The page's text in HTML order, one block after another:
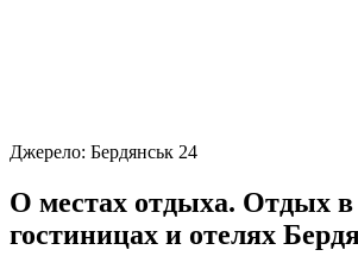
Джерело: Бердянськ 24
О местах отдыха. Отдых
гостиницах и отелях